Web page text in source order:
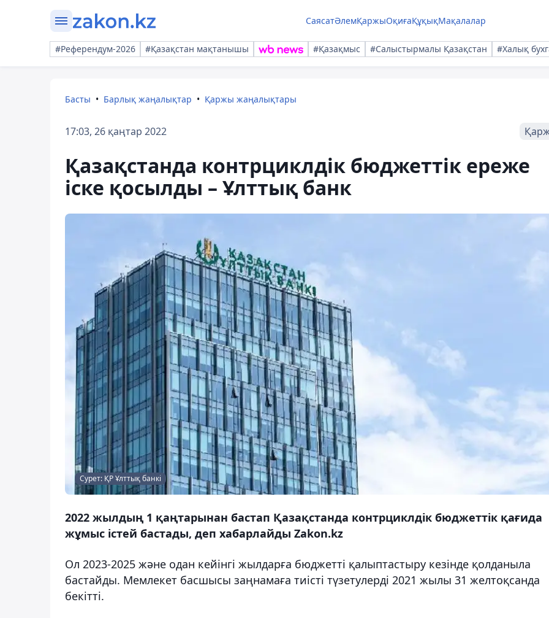
СаясатӘлемҚаржыОқиғаҚұқықМақалалар
#Референдум-2026 #Қазақстан мақтанышы #Қазақмыс #Салыстырмалы Қазақстан #Халық
Басты Барлық жаңалықтар Қаржы жаңалықтары
17:03, 26 қаңтар 2022
Қазақстанда контрциклдік бюджеттік ереже
іске қосылды – Ұлттық банк
Сурет: ҚР Ұлттық банкі
2022 жылдың 1 қаңтарынан бастап Қазақстанда контрциклдік бюджеттік қағида
жұмыс істей бастады, деп хабарлайды Zakon.kz
Ол 2023-2025 және одан кейінгі жылдарға бюджетті қалыптастыру кезінде қолданыла
бастайды. Мемлекет басшысы заңнамаға тиісті түзетулерді 2021 жылы 31 желтоқсанда
бекітті.